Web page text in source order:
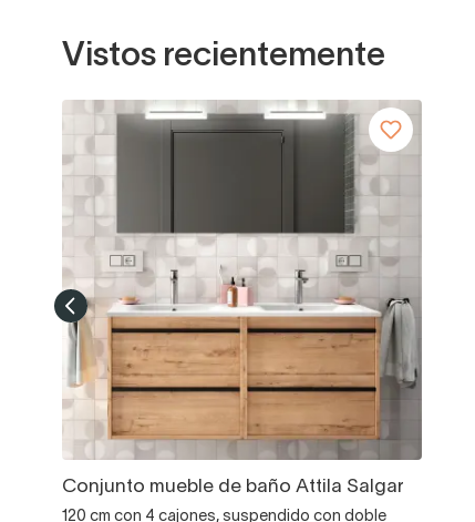
Vistos recientemente
Conjunto mueble de baño Attila Salgar
120 cm con 4 cajones, suspendido con doble